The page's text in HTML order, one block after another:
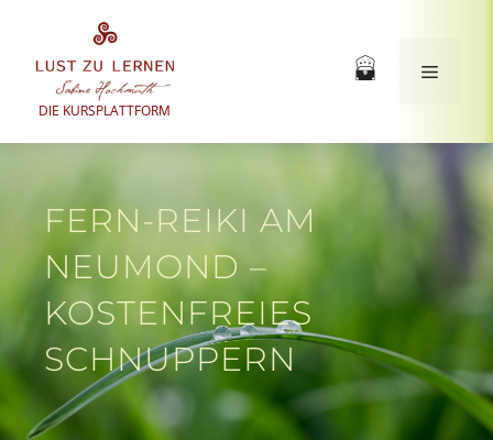
springen
DIE KURSPLATTFORM
Menü
FERN-REIKI AM
NEUMOND –
KOSTENFREIES
SCHNUPPERN